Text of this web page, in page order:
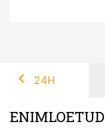
24H
ENIMLOETUD